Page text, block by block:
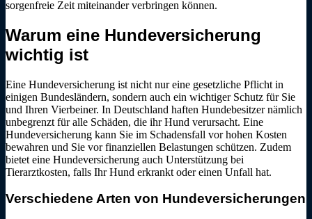
sorgenfreie Zeit miteinander verbringen können.
Warum eine Hundeversicherung
wichtig ist
Eine Hundeversicherung ist nicht nur eine gesetzliche Pflicht in
einigen Bundesländern, sondern auch ein wichtiger Schutz für Sie
und Ihren Vierbeiner. In Deutschland haften Hundebesitzer nämlich
unbegrenzt für alle Schäden, die ihr Hund verursacht. Eine
Hundeversicherung kann Sie im Schadensfall vor hohen Kosten
bewahren und Sie vor finanziellen Belastungen schützen. Zudem
bietet eine Hundeversicherung auch Unterstützung bei
Tierarztkosten, falls Ihr Hund erkrankt oder einen Unfall hat.
Verschiedene Arten von Hundeversicherungen